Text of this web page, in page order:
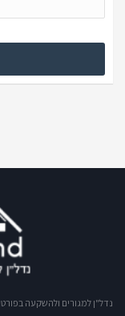
נדל"ן למגורים ולהשקעה